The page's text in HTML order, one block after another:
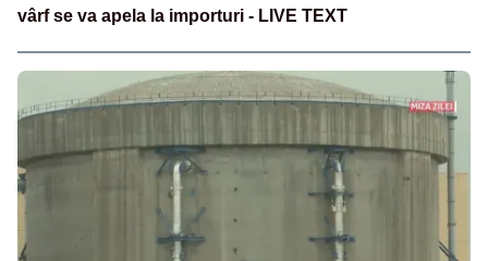
vârf se va apela la importuri - LIVE TEXT